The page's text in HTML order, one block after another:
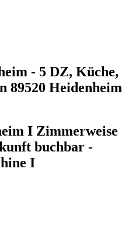
- 5 DZ, Küche,
89520 Heidenheim
I Zimmerweise
buchbar -
I